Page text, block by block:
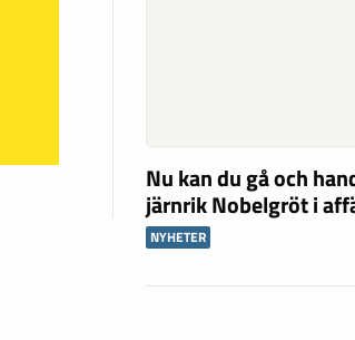
Nu kan du gå och
järnrik Nobelgröt i
NYHETER